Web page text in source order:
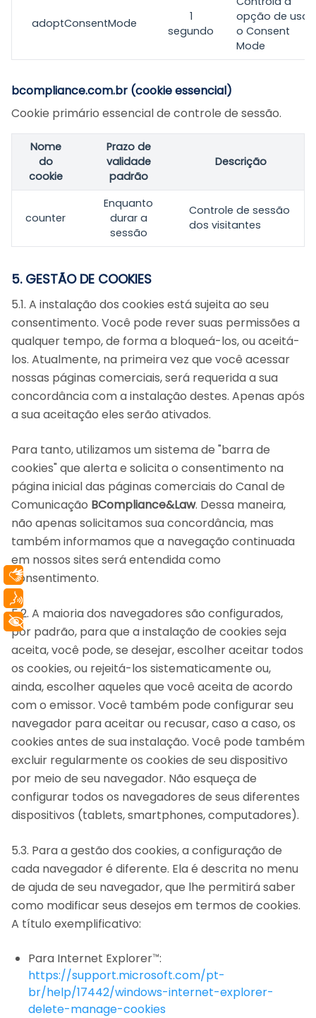
adoptConsentMode
1
segundo
opção de usar
o Consent
Mode
bcompliance.com.br (cookie essencial)
Cookie primário essencial de controle de sessão.
Nome
do
cookie
Prazo de
validade
padrão
Descrição
counter
Enquanto
durar a
sessão
Controle de sessão
dos visitantes
5. GESTÃO DE COOKIES
5.1. A instalação dos cookies está sujeita ao seu
consentimento. Você pode rever suas permissões a
qualquer tempo, de forma a bloqueá-los, ou aceitá-
los. Atualmente, na primeira vez que você acessar
nossas páginas comerciais, será requerida a sua
concordância com a instalação destes. Apenas após
a sua aceitação eles serão ativados.
Para tanto, utilizamos um sistema de "barra de
cookies" que alerta e solicita o consentimento na
página inicial das páginas comerciais do Canal de
Comunicação BCompliance&Law. Dessa maneira,
não apenas solicitamos sua concordância, mas
também informamos que a navegação continuada
em nossos sites será entendida como
consentimento.
5.2. A maioria dos navegadores são configurados,
por padrão, para que a instalação de cookies seja
aceita, você pode, se desejar, escolher aceitar todos
os cookies, ou rejeitá-los sistematicamente ou,
ainda, escolher aqueles que você aceita de acordo
com o emissor. Você também pode configurar seu
navegador para aceitar ou recusar, caso a caso, os
cookies antes de sua instalação. Você pode também
excluir regularmente os cookies de seu dispositivo
por meio de seu navegador. Não esqueça de
configurar todos os navegadores de seus diferentes
dispositivos (tablets, smartphones, computadores).
5.3. Para a gestão dos cookies, a configuração de
cada navegador é diferente. Ela é descrita no menu
de ajuda de seu navegador, que lhe permitirá saber
como modificar seus desejos em termos de cookies.
A título exemplificativo:
Para Internet Explorer™:
https://support.microsoft.com/pt-
br/help/17442/windows-internet-explorer-
delete-manage-cookies
Libras
+ Acessibilidade